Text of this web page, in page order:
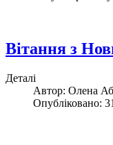
Вітання з
Деталі
Автор: Олена
Опубліковано: